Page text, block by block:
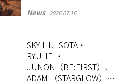
News 2026.07.16
SKY-HI、SOTA・
RYUHEI・
JUNON（BE:FIRST）、
ADAM （STARGLOW）か